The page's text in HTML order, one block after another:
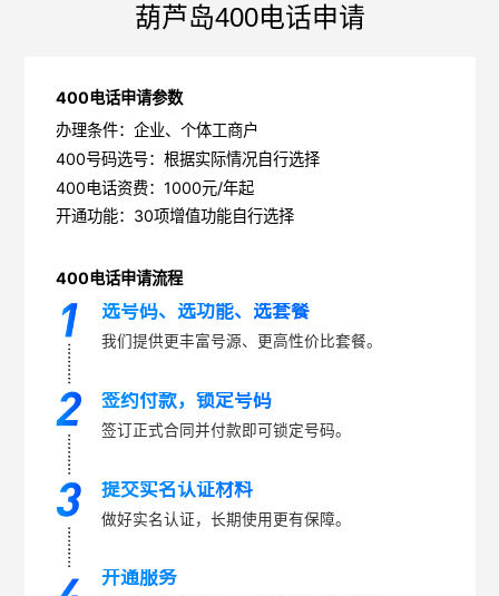
葫芦岛400电话申请
400电话申请参数
办理条件：企业、个体工商户
400号码选号：根据实际情况自行选择
400电话资费：1000元/年起
开通功能：30项增值功能自行选择
400电话申请流程
选号码、选功能、选套餐
我们提供更丰富号源、更高性价比套餐。
签约付款，锁定号码
签订正式合同并付款即可锁定号码。
提交实名认证材料
做好实名认证，长期使用更有保障。
开通服务